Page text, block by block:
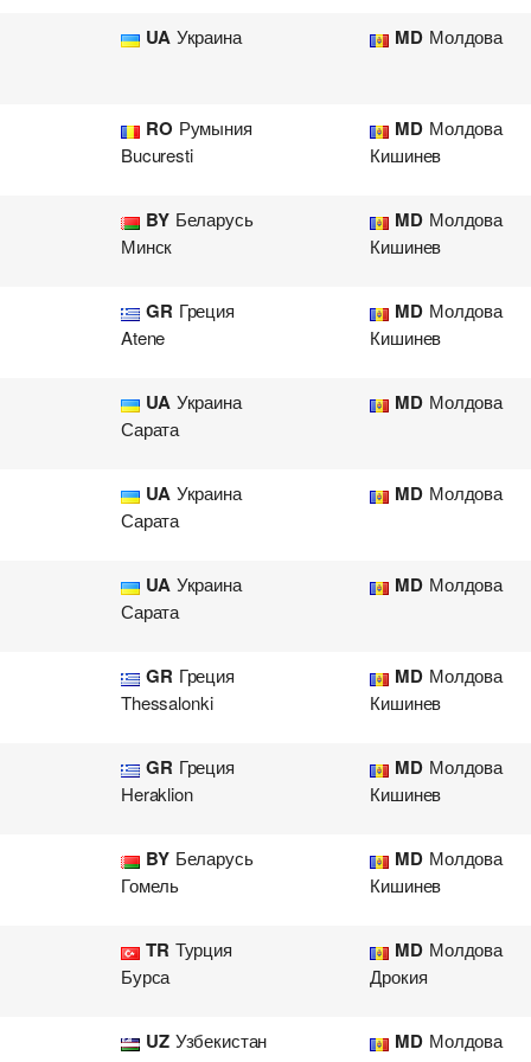
UA Украина MD Молдова
RO Румыния
Bucuresti
MD Молдова
Кишинев
BY Беларусь
Минск
MD Молдова
Кишинев
GR Греция
Atene
MD Молдова
Кишинев
UA Украина
Сарата
MD Молдова
UA Украина
Сарата
MD Молдова
UA Украина
Сарата
MD Молдова
GR Греция
Thessalonki
MD Молдова
Кишинев
GR Греция
Heraklion
MD Молдова
Кишинев
BY Беларусь
Гомель
MD Молдова
Кишинев
TR Турция
Бурса
MD Молдова
Дрокия
UZ Узбекистан
MD Молдова